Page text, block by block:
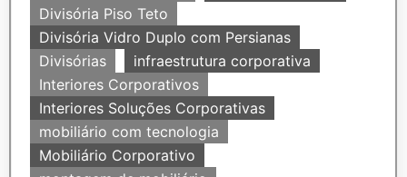
Divisória Piso Teto
Divisória Vidro Duplo com Persianas
Divisórias
infraestrutura corporativa
Interiores Corporativos
Interiores Soluções Corporativas
mobiliário com tecnologia
Mobiliário Corporativo